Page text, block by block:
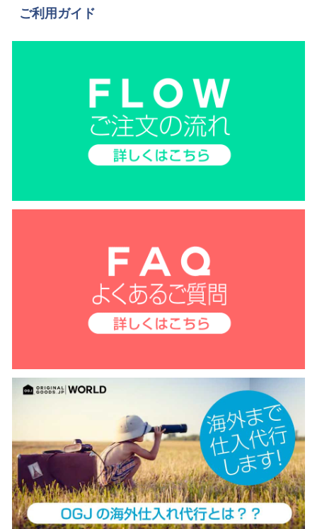
ご利用ガイド